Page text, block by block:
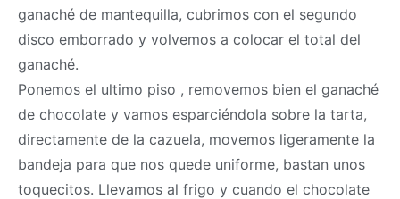
ganaché de mantequilla, cubrimos con el segundo
disco emborrado y volvemos a colocar el total del
ganaché.
Ponemos el ultimo piso , removemos bien el ganaché
de chocolate y vamos esparciéndola sobre la tarta,
directamente de la cazuela, movemos ligeramente la
bandeja para que nos quede uniforme, bastan unos
toquecitos. Llevamos al frigo y cuando el chocolate